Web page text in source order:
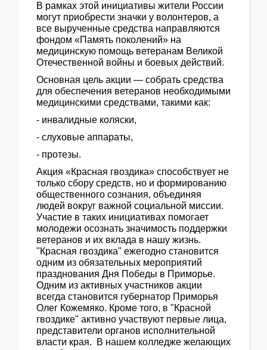
В рамках этой инициативы жители России
могут приобрести значки у волонтеров, а
все вырученные средства направляются
фондом «Память поколений» на
медицинскую помощь ветеранам Великой
Отечественной войны и боевых действий.
Основная цель акции — собрать средства
для обеспечения ветеранов необходимыми
медицинскими средствами, такими как:
- инвалидные коляски,
- слуховые аппараты,
- протезы.
Акция «Красная гвоздика» способствует не
только сбору средств, но и формированию
общественного сознания, объединяя
людей вокруг важной социальной миссии.
Участие в таких инициативах помогает
молодежи осознать значимость поддержки
ветеранов и их вклада в нашу жизнь.
"Красная гвоздика" ежегодно становится
одним из обязательных мероприятий
празднования Дня Победы в Приморье.
Одним из активных участников акции
всегда становится губернатор Приморья
Олег Кожемяко. Кроме того, в "Красной
гвоздике" активно участвуют первые лица,
представители органов исполнительной
власти края. В нашем колледже желающих